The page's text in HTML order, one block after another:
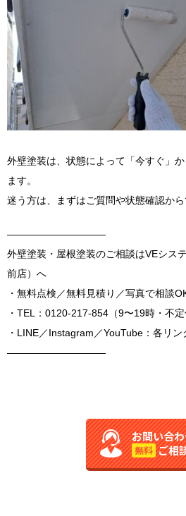
外壁塗装は、状態によって「今すぐ」
ます。
迷う方は、まずはご質問や状態確認から
――――――――――
外壁塗装・屋根塗装のご相談はVEシス
前店）へ
・無料点検／無料見積り／写真で相談
・TEL：0120-217-854（9〜19時・不定
・LINE／Instagram／YouTube：各リ
――――――――――
お問い合
無料 ご相